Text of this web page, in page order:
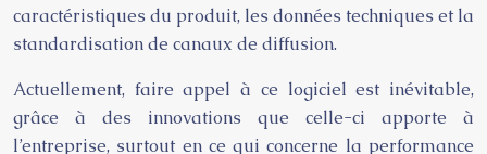
caractéristiques du produit, les données techniques et la
standardisation de canaux de diffusion.
Actuellement, faire appel à ce logiciel est inévitable,
grâce à des innovations que celle-ci apporte à
l’entreprise, surtout en ce qui concerne la performance